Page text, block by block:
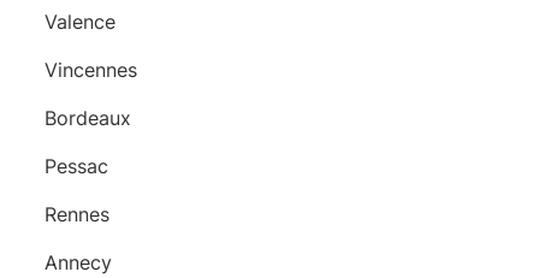
Valence
Vincennes
Bordeaux
Pessac
Rennes
Annecy